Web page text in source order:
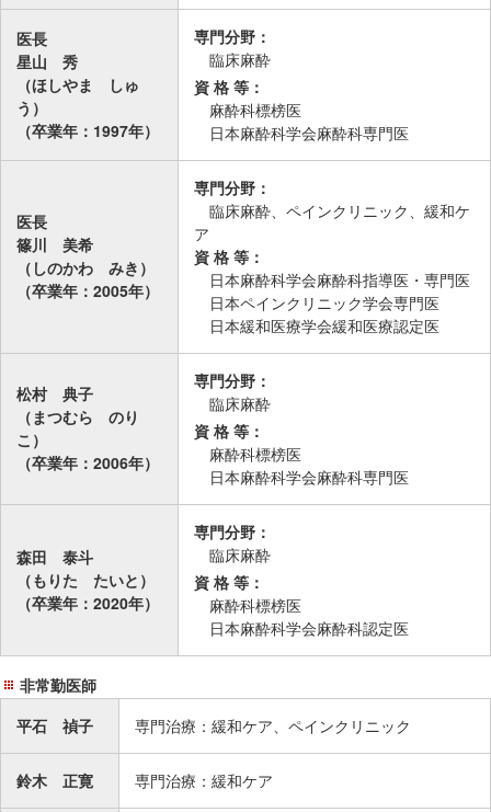
医長
星山 秀
（ほしやま しゅ
う）
（卒業年：1997年）
専門分野：
臨床麻酔
資 格 等：
麻酔科標榜医
日本麻酔科学会麻酔科専門医
医長
篠川 美希
（しのかわ みき）
（卒業年：2005年）
専門分野：
臨床麻酔、ペインクリニック、緩和ケ
ア
資 格 等：
日本麻酔科学会麻酔科指導医・専門医
日本ペインクリニック学会専門医
日本緩和医療学会緩和医療認定医
松村 典子
（まつむら のり
こ）
（卒業年：2006年）
専門分野：
臨床麻酔
資 格 等：
麻酔科標榜医
日本麻酔科学会麻酔科専門医
森田 泰斗
（もりた たいと）
（卒業年：2020年）
専門分野：
臨床麻酔
資 格 等：
麻酔科標榜医
日本麻酔科学会麻酔科認定医
非常勤医師
平石 禎子
専門治療：緩和ケア、ペインクリニック
鈴木 正寛 専門治療：緩和ケア